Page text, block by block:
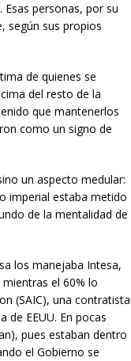
personas, por su
según sus propios
de quienes se
del resto de la
que mantenerlos
como un signo de
un aspecto medular:
imperial estaba metido
de la mentalidad de
los manejaba Intesa,
el 60% lo
(SAIC), una contratista
EEUU. En pocas
pues estaban dentro
el Gobierno se